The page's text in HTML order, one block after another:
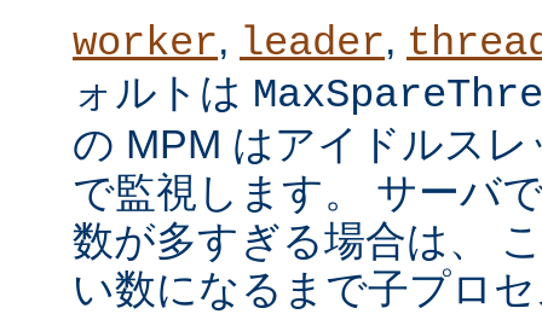
worker, leader,
ォルトは
の MPM はアイドルス
で監視します。 サーバ
数が多すぎる場合は、
い数になるまで子プロ